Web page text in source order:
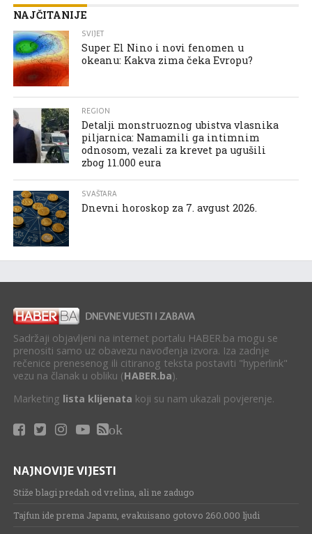
NAJČITANIJE
SVIJET
Super El Nino i novi fenomen u
okeanu: Kakva zima čeka Evropu?
REGION
Detalji monstruoznog ubistva vlasnika
piljarnica: Namamili ga intimnim
odnosom, vezali za krevet pa ugušili
zbog 11.000 eura
SVAŠTARA
Dnevni horoskop za 7. avgust 2026.
Sadržaji objavljeni na internet portalu HABER.ba mogu se
prenositi samo uz obavezu navođenja izvora. Iza zadnje
rečenice prenesenog ili citiranog teksta postaviti "hyperlink"
vezu na članak u obliku (HABER.ba).
Marketing lista klijenata koji su nam ukazali povjerenje.
ok
NAJNOVIJE VIJESTI
Stiže blagi predah od vrelina, ali ne zadugo
Tajfun ide prema Japanu, evakuisano gotovo 260.000 ljudi